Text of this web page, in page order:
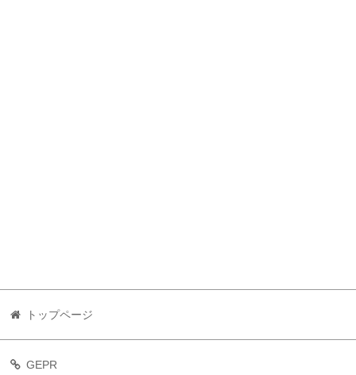
トップページ
GEPR